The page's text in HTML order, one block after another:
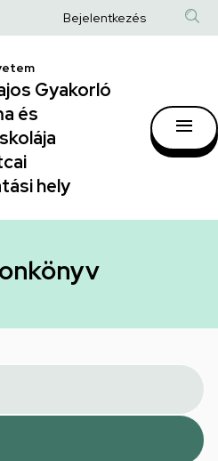
Anonim
fiók
Bejelentkezés
Gyakorló
és
hely